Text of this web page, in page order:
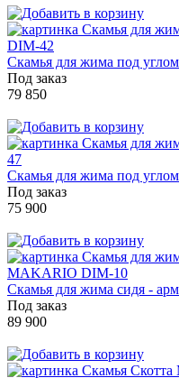
Скамья для жима под
Под заказ
79 850
Скамья для жима под
Под заказ
75 900
Скамья для жима сидя -
Под заказ
89 900